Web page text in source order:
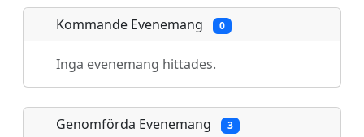
Olofsson Kenth#1108695
Radovanovic Aleksandra#1603911
Sekelj Stefan#1212794
Strandqvist Elisabeth#7279347
Strandqvist Tony
Kommande Evenemang 0
Inga evenemang hittades.
Genomförda Evenemang 3